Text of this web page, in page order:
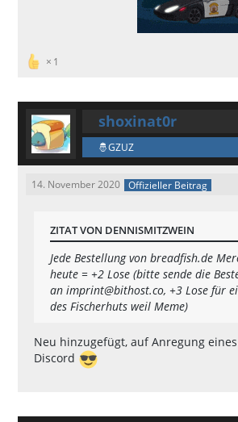
1
shoxinat0r
GZUZ
14. November 2020 Offizieller Beitrag
ZITAT VON DENNISMITZWEIN
Jede Bestellung von breadfish.de
heute = +2 Lose (bitte sende die
animprint@bithost.co, +3 Lose für
des Fischerhuts weil Meme)
Neu hinzugefügt, auf Anregung
Discord